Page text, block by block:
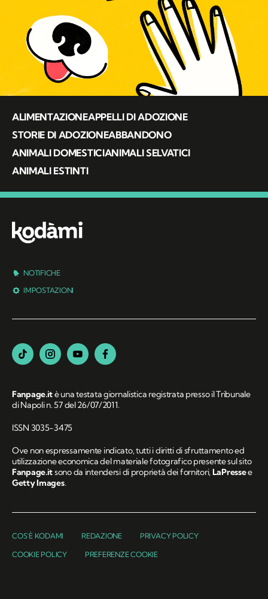
ALIMENTAZIONEAPPELLI DI ADOZIONE
STORIE DI ADOZIONEABBANDONO
ANIMALI DOMESTICIANIMALI SELVATICI
ANIMALI ESTINTI
NOTIFICHE
IMPOSTAZIONI
Fanpage.itè una testata giornalistica registrata presso il Tribunale
di Napoli n. 57 del 26/07/2011.
ISSN 3035-3475
Ove non espressamente indicato, tutti i diritti di sfruttamento ed
utilizzazione economica del materiale fotografico presente sul sito
Fanpage.itsono da intendersi di proprietà dei fornitori,LaPressee
Getty Images.
COS'È KODAMI REDAZIONE PRIVACY POLICY
COOKIE POLICY PREFERENZE COOKIE